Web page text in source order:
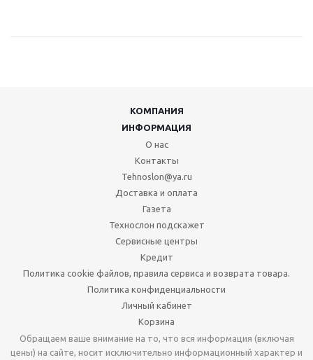
КОМПАНИЯ
ИНФОРМАЦИЯ
О нас
Контакты
Tehnoslon@ya.ru
Доставка и оплата
Газета
Технослон подскажет
Сервисные центры
Кредит
Политика cookie файлов, правила сервиса и возврата товара.
Политика конфиденциальности
Личный кабинет
Корзина
Обращаем ваше внимание на то, что вся информация (включая
цены) на сайте, носит исключительно информационный характер и